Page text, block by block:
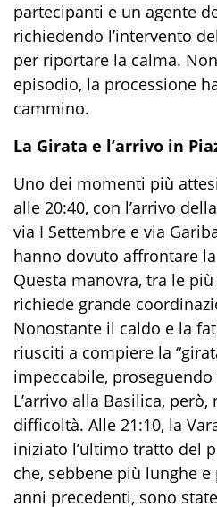
partecipanti e un agente
richiedendo l’intervento
per riportare la calma.
episodio, la processione
cammino.
La Girata e l’arrivo in
Uno dei momenti più
alle 20:40, con l’arrivo
via I Settembre e via
hanno dovuto affrontare la
Questa manovra, tra le
richiede grande
Nonostante il caldo e la
riusciti a compiere la
impeccabile,
L’arrivo alla Basilica,
difficoltà. Alle 21:10, la
iniziato l’ultimo tratto del
che, sebbene più lunghe
anni precedenti, sono